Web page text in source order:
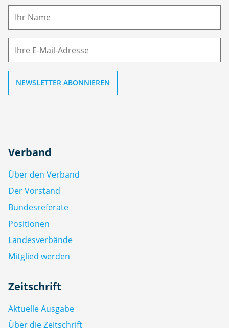
M
Verband
Über den Verband
Der Vorstand
Bundesreferate
Positionen
Landesverbände
Mitglied werden
Zeitschrift
Aktuelle Ausgabe
Über die Zeitschrift